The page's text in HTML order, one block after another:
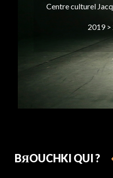
Centre culturel
2019
BЯOUCHKI QUI ?